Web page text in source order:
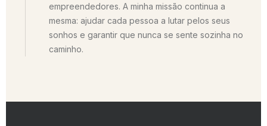
empreendedores. A minha missão continua a
mesma: ajudar cada pessoa a lutar pelos seus
sonhos e garantir que nunca se sente sozinha no
caminho.